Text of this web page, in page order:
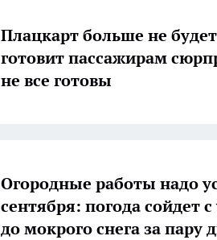
Плацкарт больше не
готовит пассажирам
не все готовы
Огородные работы надо
сентября: погода сойдет
до мокрого снега за пару